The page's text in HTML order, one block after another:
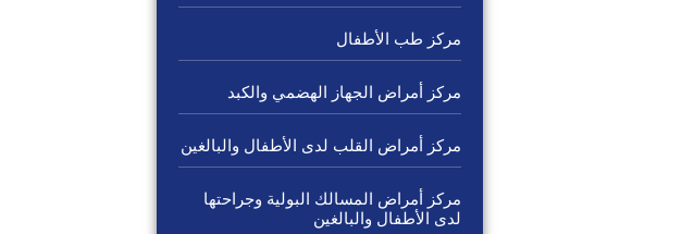
مركز طب الأطفال
مركز أمراض الجهاز الهضمي والكبد
مركز أمراض القلب لدى الأطفال والبالغين
مركز أمراض المسالك البولية وجراحتها
لدى الأطفال والبالغين